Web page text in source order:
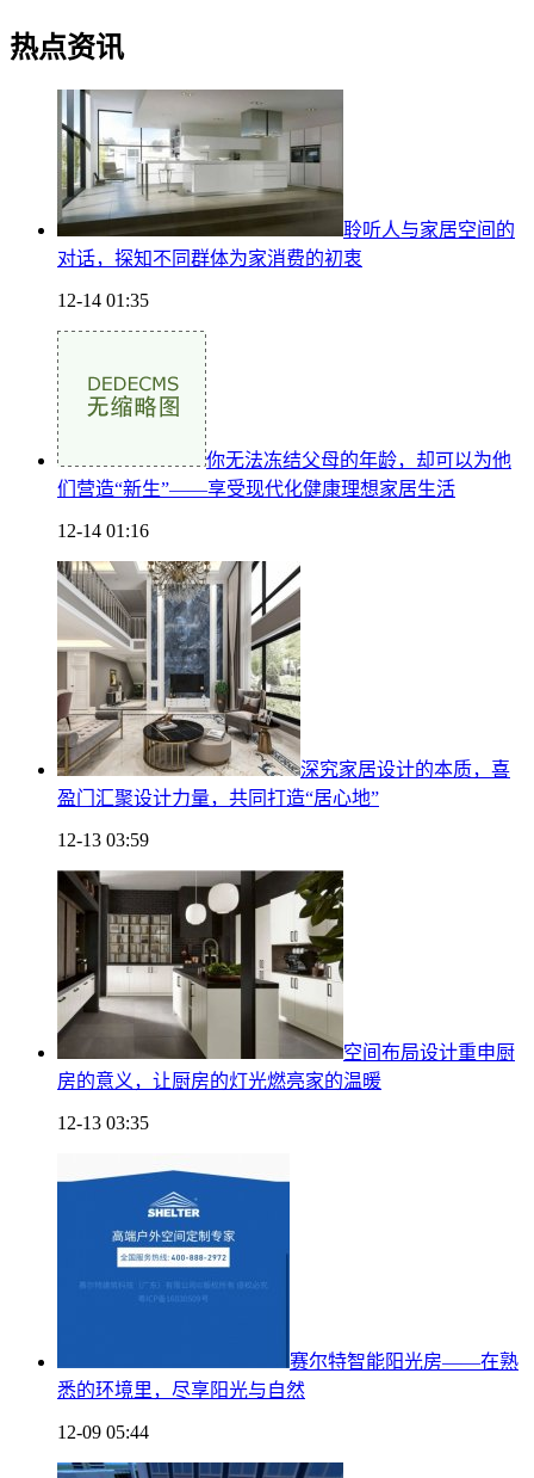
热点资讯
聆听人与家居空间的
对话，探知不同群体为家消费的初衷
12-14 01:35
你无法冻结父母的年龄，却可以为他
们营造“新生”——享受现代化健康理想家居生活
12-14 01:16
深究家居设计的本质，喜
盈门汇聚设计力量，共同打造“居心地”
12-13 03:59
空间布局设计重申厨
房的意义，让厨房的灯光燃亮家的温暖
12-13 03:35
赛尔特智能阳光房——在熟
悉的环境里，尽享阳光与自然
12-09 05:44